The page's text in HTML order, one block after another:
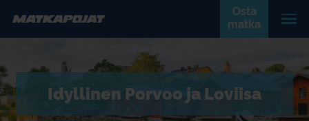
Osta
matka
Idyllinen Porvoo ja Loviisa